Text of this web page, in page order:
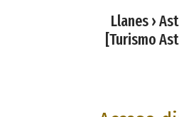
Llanes ›
[Turismo